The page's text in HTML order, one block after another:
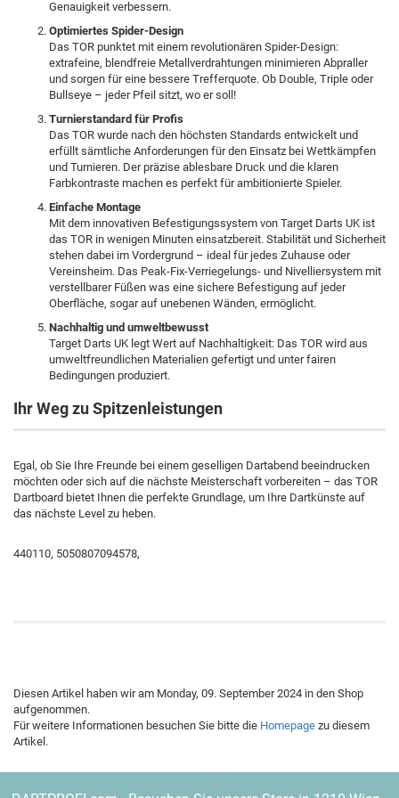
Genauigkeit verbessern.
Optimiertes Spider-Design
Das TOR punktet mit einem revolutionären Spider-Design:
extrafeine, blendfreie Metallverdrahtungen minimieren Abpraller
und sorgen für eine bessere Trefferquote. Ob Double, Triple oder
Bullseye – jeder Pfeil sitzt, wo er soll!
Turnierstandard für Profis
Das TOR wurde nach den höchsten Standards entwickelt und
erfüllt sämtliche Anforderungen für den Einsatz bei Wettkämpfen
und Turnieren. Der präzise ablesbare Druck und die klaren
Farbkontraste machen es perfekt für ambitionierte Spieler.
Einfache Montage
Mit dem innovativen Befestigungssystem von Target Darts UK ist
das TOR in wenigen Minuten einsatzbereit. Stabilität und Sicherheit
stehen dabei im Vordergrund – ideal für jedes Zuhause oder
Vereinsheim. Das Peak-Fix-Verriegelungs- und Nivelliersystem mit
verstellbarer Füßen was eine sichere Befestigung auf jeder
Oberfläche, sogar auf unebenen Wänden, ermöglicht.
Nachhaltig und umweltbewusst
Target Darts UK legt Wert auf Nachhaltigkeit: Das TOR wird aus
umweltfreundlichen Materialien gefertigt und unter fairen
Bedingungen produziert.
Ihr Weg zu Spitzenleistungen
Egal, ob Sie Ihre Freunde bei einem geselligen Dartabend beeindrucken
möchten oder sich auf die nächste Meisterschaft vorbereiten – das TOR
Dartboard bietet Ihnen die perfekte Grundlage, um Ihre Dartkünste auf
das nächste Level zu heben.
440110, 5050807094578,
Diesen Artikel haben wir am Monday, 09. September 2024 in den Shop
aufgenommen.
Für weitere Informationen besuchen Sie bitte die Homepage zu diesem
Artikel.